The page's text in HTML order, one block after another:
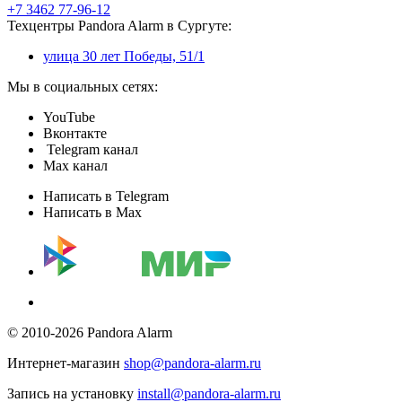
+7 3462 77-96-12
Техцентры Pandora Alarm в Сургуте:
улица 30 лет Победы, 51/1
Мы в социальных сетях:
YouTube
Вконтакте
Telegram канал
Max канал
Написать в Telegram
Написать в Max
© 2010-2026 Pandora Alarm
Интернет-магазин shop@pandora-alarm.ru
Запись на установку install@pandora-alarm.ru